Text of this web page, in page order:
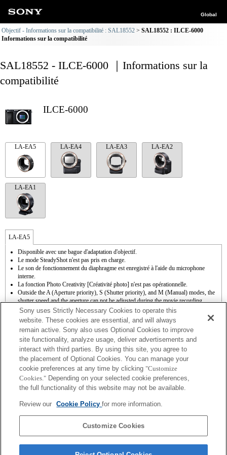
Global
Objectif - Informations sur la compatibilité : SAL18552
SAL18552 : ILCE-6000
Informations sur la compatibilité
SAL18552 - ILCE-6000 ｜Informations sur la
compatibilité
ILCE-6000
LA-EA5 LA-EA4 LA-EA3 LA-EA2
LA-EA1
LA-EA5
Disponible avec une bague d'adaptation d'objectif.
Le mode SteadyShot n'est pas pris en charge.
Le son de fonctionnement du diaphragme est enregistré à l'aide du microphone
interne.
La fonction Photo Creativity [Créativité photo] n'est pas opérationnelle.
Outside the A (Aperture priority), S (Shutter priority), and M (Manual) modes, the
shutter speed and the aperture can not be adjusted during the movie recording.
La fonction [Comp. objectif ] (Compensation de l'objectif) n'est pas opérationnelle.
La fonction " Mise au point automatique à détection de phase " n'est pas
La fonction de mise au point automatique (AF-S (AF simple)) peut être utilisée. En
cas d'installation d'un objectif à monture A, la mise au point automatique s'avère plus
lente qu'avec un objectif à monture E. Comptez entre 2 et 7 secondes pour effectuer
cette opération (sur base de l'étalon de mesure appliqué par Sony). La durée peut
varier en fonction du sujet photographié et de la luminosité de l'environnement de
prise de vue. Lorsque vous enregistrez des films en mode de mise au point
automatique (AF), il se peut que le bruit de fonctionnement de l'objectif soit
enregistré.
au point manuelle ne fonctionne pas automatiquement lorsque vous tournez la bague
de mise au point. Vous pouvez agrandir l'image en sélectionnant la fonction [Loupe
mise pt] ou [Aide MF] sur n'importe quelle touche de "Réglag. touche perso".
Sony uses Strictly Necessary Cookies to operate this
website. These cookies are essential, and will always
remain active. Sony also uses Optional Cookies to improve
site functionality, analyze usage, deliver advertisements and
interact with third parties. By using this site, you agree to
the placement of Optional Cookies. You can manage your
cookie preferences at any time by clicking "Customize
Cookies." Depending on your selected cookie preferences,
the full functionality of this website may not be available.
Review our Cookie Policyfor more information.
Customize Cookies